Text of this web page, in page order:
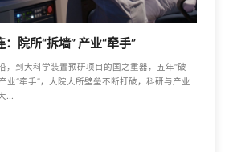
【科技日报】大连：院所“拆墙” 产业“牵手”
，到大科学装置预研项目的国之重器，五年“破
业“牵手”，大院大所壁垒不断打破，科研与产业
...